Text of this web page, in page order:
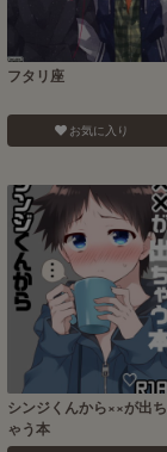
フタリ座
お気に入り
シンジくんから××が出ち
ゃう本